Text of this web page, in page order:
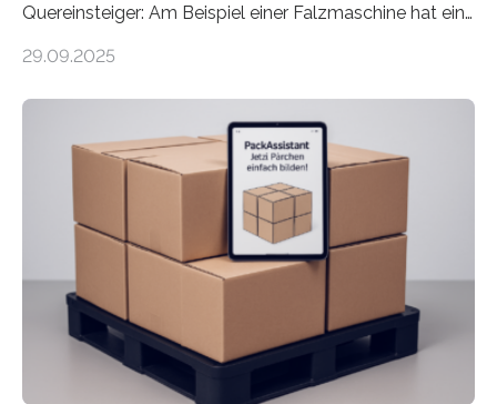
Quereinsteiger: Am Beispiel einer Falzmaschine hat ein
Mensch-Maschine-Schnittstelle so sehr vereinfacht,
Die zugrunde liegende Methodik lässt sich auf alle
anderen Maschinen übertragen. Eine Falzmaschine
umzurüsten ist ein Job für echte Profis. Eine solche
Maschine faltet in Druckereien Broschüren, Prospekte,
Landkarten und vieles mehr – mehrere Zehntausend
Exemplare pro Stunde. Je nach Maschinentyp und
Auftrag kann das Umrüsten…
29.09.2025